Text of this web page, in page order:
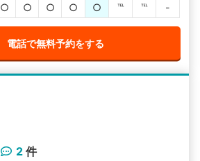
○ ○ ○ ○ ○ ℡ ℡ -
電話で無料予約をする
2 件